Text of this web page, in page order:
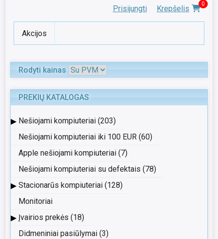
Prisijungti Krepšelis 0
Akcijos
Rodyti kainas
PREKIŲ KATALOGAS
▸ Nešiojami kompiuteriai (203)
Nešiojami kompiuteriai iki 100 EUR (60)
Apple nešiojami kompiuteriai (7)
Nešiojami kompiuteriai su defektais (78)
▸ Stacionarūs kompiuteriai (128)
Monitoriai
▸ Įvairios prekės (18)
Didmeniniai pasiūlymai (3)